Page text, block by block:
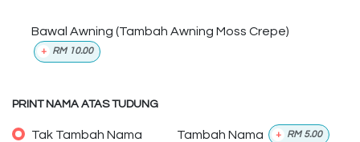
Bawal Awning (Tambah Awning Moss Crepe)
+ RM 10.00
PRINT NAMA ATAS TUDUNG
Tak Tambah Nama Tambah Nama + RM 5.00